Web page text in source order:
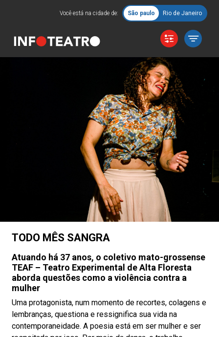
Você está na cidade de: São paulo Rio de Janeiro
TODO MÊS SANGRA
Atuando há 37 anos, o coletivo mato-grossense
TEAF – Teatro Experimental de Alta Floresta
aborda questões como a violência contra a
mulher
Uma protagonista, num momento de recortes, colagens e
lembranças, questiona e ressignifica sua vida na
contemporaneidade. A poesia está em ser mulher e ser